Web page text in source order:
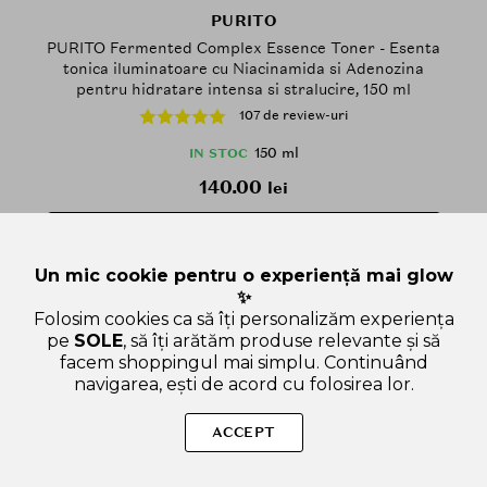
PURITO
PURITO Fermented Complex Essence Toner - Esenta
tonica iluminatoare cu Niacinamida si Adenozina
pentru hidratare intensa si stralucire, 150 ml
107 de review-uri
IN STOC 150 ml
140.00 lei
100
Un mic cookie pentru o experiență mai glow
✨
Folosim cookies ca să îți personalizăm experiența
pe SOLE, să îți arătăm produse relevante și să
facem shoppingul mai simplu. Continuând
navigarea, ești de acord cu folosirea lor.
ACCEPT